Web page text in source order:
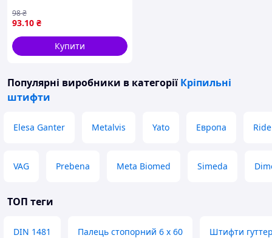
93.10 ₴
98₴
Купити
Популярні виробники в категорії Кріпильні
штифти
Elesa Ganter Metalvis Yato Европа
VAG Prebena Meta Biomed Simeda
ТОП теги
DIN 1481 Палець стопорний 6 х 60 Штифти